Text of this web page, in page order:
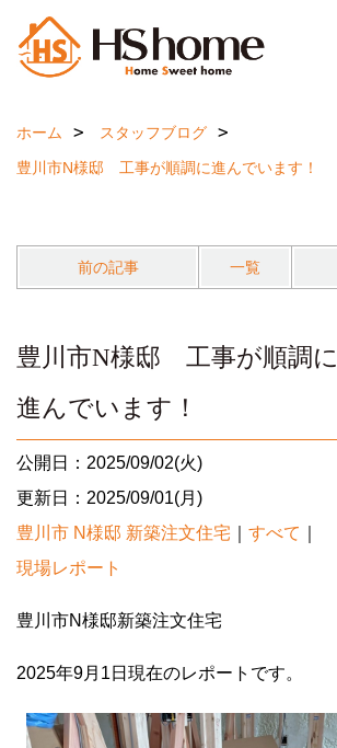
ホーム
スタッフブログ
豊川市N様邸 工事が順調に進んでいます！
前の記事 一覧
豊川市N様邸 工事が順調に
進んでいます！
公開日：2025/09/02(火)
更新日：2025/09/01(月)
豊川市 N様邸 新築注文住宅
すべて
現場レポート
豊川市N様邸新築注文住宅
2025年9月1日現在のレポートです。